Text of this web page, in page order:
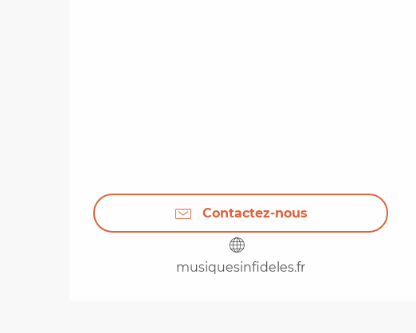
Contactez-nous
musiquesinfideles.fr